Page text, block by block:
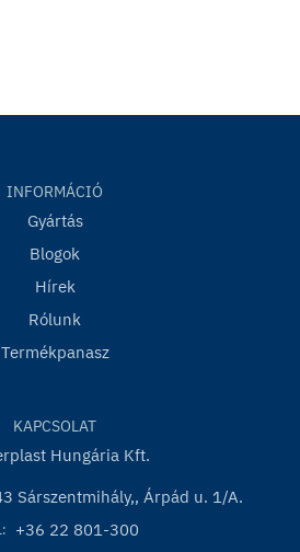
INFORMÁCIÓ
Gyártás
Blogok
Hírek
Rólunk
Termékpanasz
KAPCSOLAT
Hungária Kft.
Sárszentmihály,, Árpád u. 1/A.
+36 22 801-300